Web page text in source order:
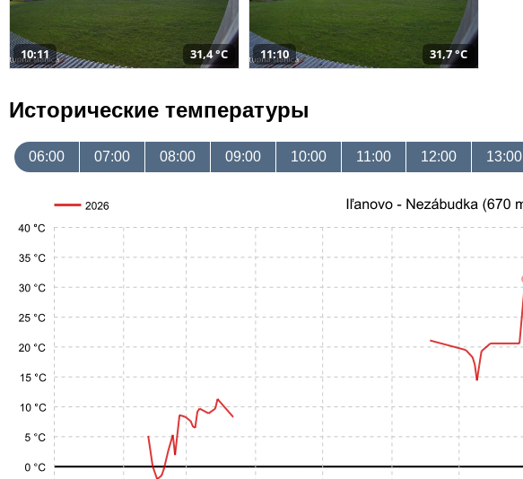
10:11 31,4 °C 11:10 31,7 °C
Исторические температуры
06:00 07:00 08:00 09:00 10:00 11:00 12:00 13:00